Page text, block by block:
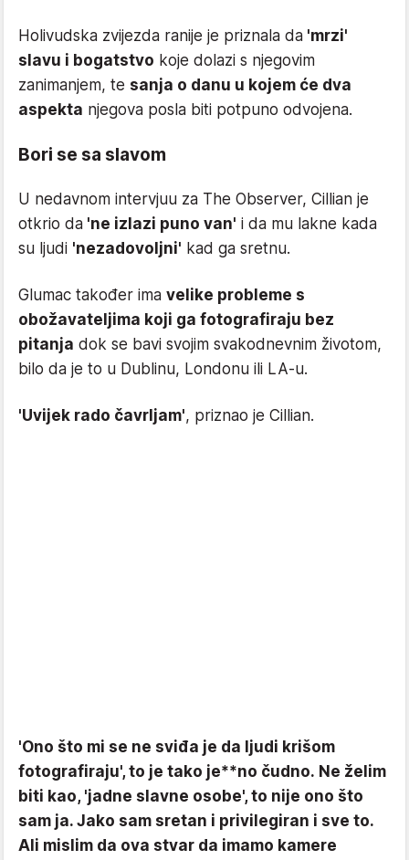
Holivudska zvijezda ranije je priznala da 'mrzi'
slavu i bogatstvo koje dolazi s njegovim
zanimanjem, te sanja o danu u kojem će dva
aspekta njegova posla biti potpuno odvojena.
Bori se sa slavom
U nedavnom intervjuu za The Observer, Cillian je
otkrio da 'ne izlazi puno van' i da mu lakne kada
su ljudi 'nezadovoljni' kad ga sretnu.
Glumac također ima velike probleme s
obožavateljima koji ga fotografiraju bez
pitanja dok se bavi svojim svakodnevnim životom,
bilo da je to u Dublinu, Londonu ili LA-u.
'Uvijek rado čavrljam', priznao je Cillian.
'Ono što mi se ne sviđa je da ljudi krišom
fotografiraju', to je tako je**no čudno. Ne želim
biti kao, 'jadne slavne osobe', to nije ono što
sam ja. Jako sam sretan i privilegiran i sve to.
Ali mislim da ova stvar da imamo kamere